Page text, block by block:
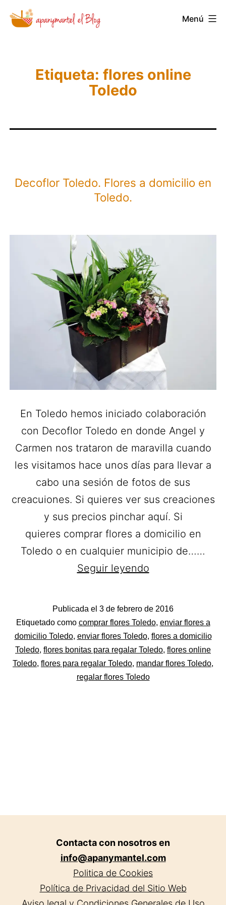
Saltar
Novedades
Menú
Etiqueta: flores online
Toledo
Decoflor Toledo. Flores a domicilio en
Toledo.
En Toledo hemos iniciado colaboración
con Decoflor Toledo en donde Angel y
Carmen nos trataron de maravilla cuando
les visitamos hace unos días para llevar a
cabo una sesión de fotos de sus
creacuiones. Si quieres ver sus creaciones
y sus precios pinchar aquí. Si
quieres comprar flores a domicilio en
Toledo o en cualquier municipio de……
Seguir leyendoDecoflor
a
domicilio
en
Toledo.
Publicada el 3 de febrero de 2016
Categorizado
como
Flores
Etiquetado como comprar flores Toledo, enviar flores a
domicilio Toledo, enviar flores Toledo, flores a domicilio
Toledo, flores bonitas para regalar Toledo, flores online
Toledo, flores para regalar Toledo, mandar flores Toledo,
regalar flores Toledo
Contacta con nosotros en
info@apanymantel.com
Politica de Cookies
Política de Privacidad del Sitio Web